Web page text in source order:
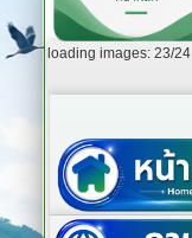
loading images: 23/24